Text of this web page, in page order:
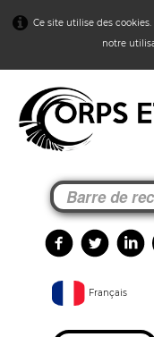
Ce site utilise des
notre
Français